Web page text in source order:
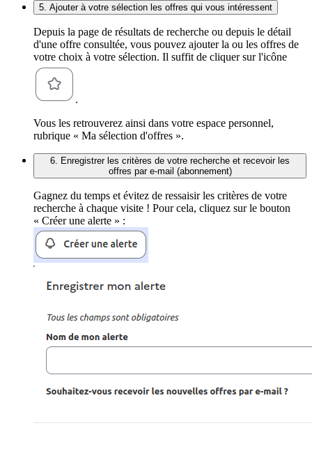
5. Ajouter à votre sélection les offres qui vous intéressent
Depuis la page de résultats de recherche ou depuis le détail
d'une offre consultée, vous pouvez ajouter la ou les offres de
votre choix à votre sélection. Il suffit de cliquer sur l'icône
.
Vous les retrouverez ainsi dans votre espace personnel,
rubrique « Ma sélection d'offres ».
6. Enregistrer les critères de votre recherche et recevoir les
offres par e-mail (abonnement)
Gagnez du temps et évitez de ressaisir les critères de votre
recherche à chaque visite ! Pour cela, cliquez sur le bouton
« Créer une alerte » :